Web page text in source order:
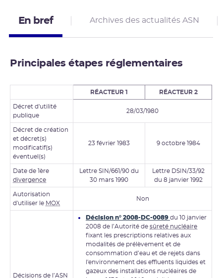
En bref Archives des actualités ASN
Principales étapes réglementaires
RÉACTEUR 1 RÉACTEUR 2
Décret d'utilité
publique
28/03/1980
Décret de création
et décret(s)
modificatif(s)
éventuel(s)
23 février 1983 9 octobre 1984
Date de 1ère
divergence
Lettre SIN/661/90 du
30 mars 1990
Lettre DSIN/33/92
du 8 janvier 1992
Autorisation
d'utiliser le MOX
Non
Décisions de l’ASN
Décision n° 2008-DC-0089 du 10 janvier
2008 de l’Autorité de sûreté nucléaire
fixant les prescriptions relatives aux
modalités de prélèvement et de
consommation d’eau et de rejets dans
l'environnement des effluents liquides et
gazeux des installations nucléaires de